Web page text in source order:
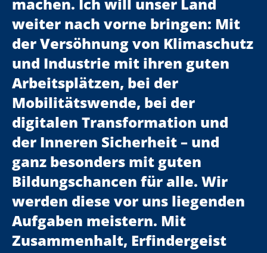
weiter nach vorne bringen: Mit
der Versöhnung von Klimaschutz
und Industrie mit ihren guten
Arbeitsplätzen, bei der
Mobilitätswende, bei der
digitalen Transformation und
der Inneren Sicherheit – und
ganz besonders mit guten
Bildungschancen für alle. Wir
werden diese vor uns liegenden
Aufgaben meistern. Mit
Zusammenhalt, Erfindergeist